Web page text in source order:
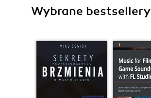
Wybrane bestsellery